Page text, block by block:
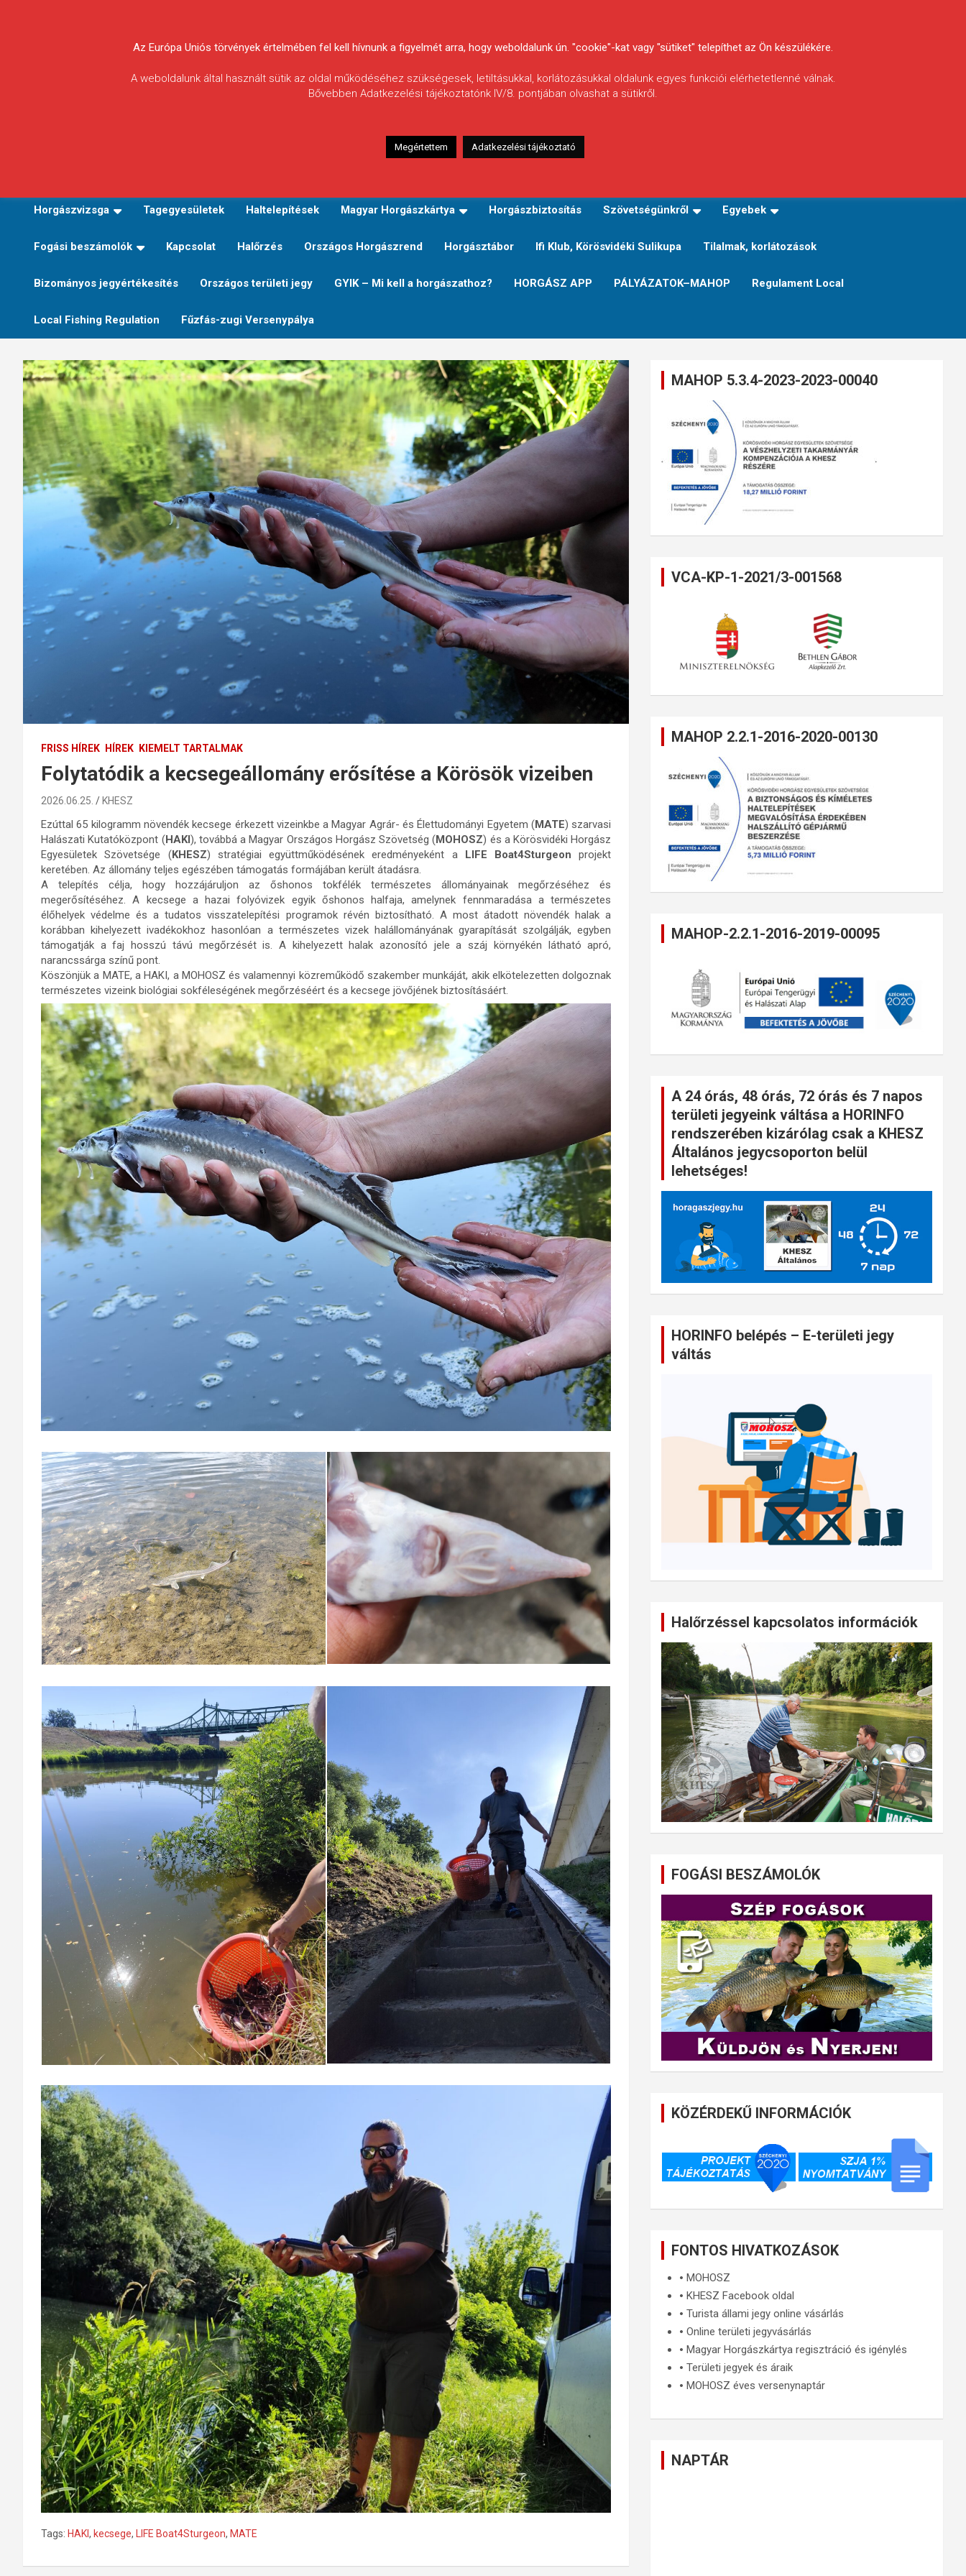
Körösvidéki Horgász
Egyesületek
Horgászvizsga Tagegyesületek Haltelepítések Magyar Horgászkártya Horgászbiztosítás Szövetségünkről Egyebek
Fogási beszámolók Kapcsolat Halőrzés Országos Horgászrend Horgásztábor Ifi Klub, Körösvidéki Sulikupa Tilalmak, korlátozások
Bizományos jegyértékesítés Országos területi jegy GYIK – Mi kell a horgászathoz? HORGÁSZ APP PÁLYÁZATOK–MAHOP Regulament Local
Local Fishing Regulation Fűzfás-zugi Versenypálya
FRISS HÍREK HÍREK KIEMELT TARTALMAK
Folytatódik a kecsegeállomány erősítése a Körösök vizeiben
2026.06.25. KHESZ
Ezúttal 65 kilogramm növendék kecsege érkezett vizeinkbe a Magyar Agrár- és Élettudományi Egyetem (MATE) szarvasi
Halászati Kutatóközpont (HAKI), továbbá a Magyar Országos Horgász Szövetség (MOHOSZ) és a Körösvidéki Horgász
Egyesületek Szövetsége (KHESZ) stratégiai együttműködésének eredményeként a LIFE Boat4Sturgeon projekt
keretében. Az állomány teljes egészében támogatás formájában került átadásra.
A telepítés célja, hogy hozzájáruljon az őshonos tokfélék természetes állományainak megőrzéséhez és
megerősítéséhez. A kecsege a hazai folyóvizek egyik őshonos halfaja, amelynek fennmaradása a természetes
élőhelyek védelme és a tudatos visszatelepítési programok révén biztosítható. A most átadott növendék halak a
korábban kihelyezett ivadékokhoz hasonlóan a természetes vizek halállományának gyarapítását szolgálják, egyben
támogatják a faj hosszú távú megőrzését is. A kihelyezett halak azonosító jele a száj környékén látható apró,
narancssárga színű pont.
Köszönjük a MATE, a HAKI, a MOHOSZ és valamennyi közreműködő szakember munkáját, akik elkötelezetten dolgoznak
természetes vizeink biológiai sokféleségének megőrzéséért és a kecsege jövőjének biztosításáért.
Tags: HAKI, kecsege, LIFE Boat4Sturgeon, MATE
MAHOP 5.3.4-2023-2023-00040
VCA-KP-1-2021/3-001568
MAHOP 2.2.1-2016-2020-00130
MAHOP-2.2.1-2016-2019-00095
A 24 órás, 48 órás, 72 órás és 7 napos
területi jegyeink váltása a HORINFO
rendszerében kizárólag csak a KHESZ
Általános jegycsoporton belül
lehetséges!
HORINFO belépés – E-területi jegy
váltás
Halőrzéssel kapcsolatos információk
FOGÁSI BESZÁMOLÓK
KÖZÉRDEKŰ INFORMÁCIÓK
FONTOS HIVATKOZÁSOK
🞄MOHOSZ
🞄KHESZ Facebook oldal
🞄Turista állami jegy online vásárlás
🞄Online területi jegyvásárlás
🞄Magyar Horgászkártya regisztráció és igénylés
🞄Területi jegyek és áraik
🞄MOHOSZ éves versenynaptár
NAPTÁR
Az Európa Uniós törvények értelmében fel kell hívnunk a figyelmét arra, hogy weboldalunk ún. "cookie"-kat vagy "sütiket" telepíthet az Ön készülékére.
A weboldalunk által használt sütik az oldal működéséhez szükségesek, letiltásukkal, korlátozásukkal oldalunk egyes funkciói elérhetetlenné válnak.
Bővebben Adatkezelési tájékoztatónk IV/8. pontjában olvashat a sütikről.
Megértettem Adatkezelési tájékoztató